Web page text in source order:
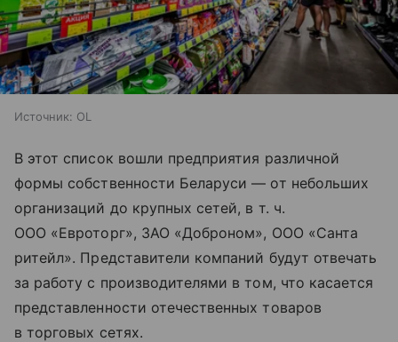
Источник: OL
В этот список вошли предприятия различной
формы собственности Беларуси — от небольших
организаций до крупных сетей, в т. ч.
ООО «Евроторг», ЗАО «Доброном», ООО «Санта
ритейл». Представители компаний будут отвечать
за работу с производителями в том, что касается
представленности отечественных товаров
в торговых сетях.